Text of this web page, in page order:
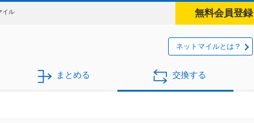
イル 無料会員登録
ネットマイルとは？
まとめる 交換する